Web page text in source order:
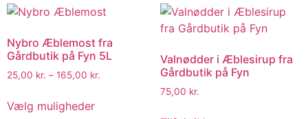
Nybro Æblemost fra
Gårdbutik på Fyn 5L
25,00 kr. – 165,00 kr.
Vælg muligheder
Valnødder i Æblesirup fra
Gårdbutik på Fyn
75,00 kr.